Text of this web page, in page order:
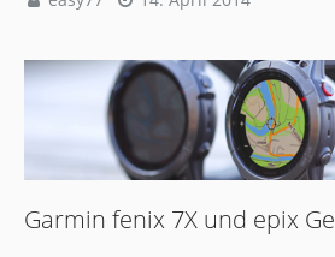
Garmin fenix 7X und epix